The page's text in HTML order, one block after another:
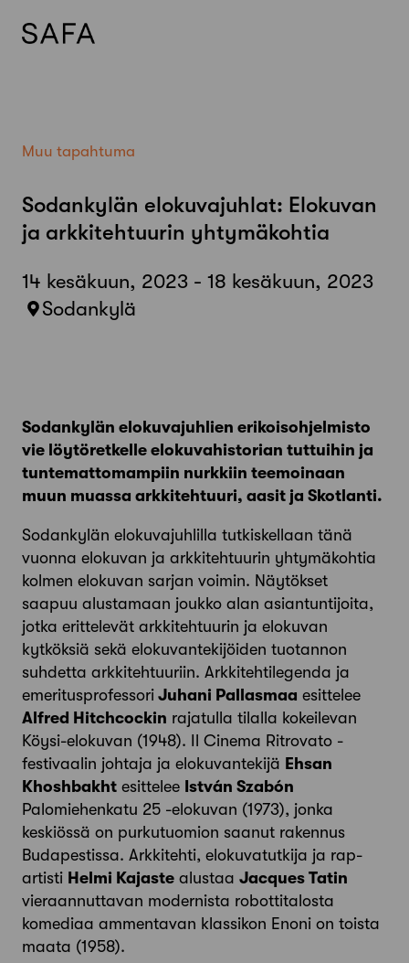
Muu tapahtuma
Sodankylän elokuvajuhlat: Elokuvan
ja arkkitehtuurin yhtymäkohtia
14 kesäkuun, 2023 - 18 kesäkuun, 2023
Sodankylä
Sodankylän elokuvajuhlien erikoisohjelmisto
vie löytöretkelle elokuvahistorian tuttuihin ja
tuntemattomampiin nurkkiin teemoinaan
muun muassa arkkitehtuuri, aasit ja Skotlanti.
Sodankylän elokuvajuhlilla tutkiskellaan tänä
vuonna elokuvan ja arkkitehtuurin yhtymäkohtia
kolmen elokuvan sarjan voimin. Näytökset
saapuu alustamaan joukko alan asiantuntijoita,
jotka erittelevät arkkitehtuurin ja elokuvan
kytköksiä sekä elokuvantekijöiden tuotannon
suhdetta arkkitehtuuriin. Arkkitehtilegenda ja
emeritusprofessori Juhani Pallasmaa esittelee
Alfred Hitchcockin rajatulla tilalla kokeilevan
Köysi-elokuvan (1948). Il Cinema Ritrovato -
festivaalin johtaja ja elokuvantekijä Ehsan
Khoshbakht esittelee István Szabón
Palomiehenkatu 25 -elokuvan (1973), jonka
keskiössä on purkutuomion saanut rakennus
Budapestissa. Arkkitehti, elokuvatutkija ja rap-
artisti Helmi Kajaste alustaa Jacques Tatin
vieraannuttavan modernista robottitalosta
komediaa ammentavan klassikon Enoni on toista
maata (1958).